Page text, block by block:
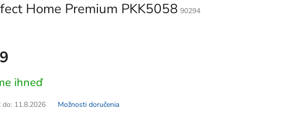
Home Premium PKK5058 90294
ihneď
do: 11.8.2026 Možnosti doručenia